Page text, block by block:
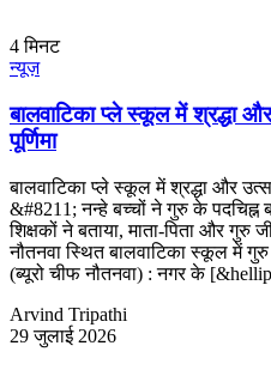
4मिनट
न्यूज़
बालवाटिका प्ले स्कूल में श्रद्धा
पूर्णिमा
बालवाटिका प्ले स्कूल में श्रद्धा और
&#8211; नन्हे बच्चों ने गुरु के पदचिह्न
शिक्षकों ने बताया, माता-पिता और गुरु
नौतनवा स्थित बालवाटिका स्कूल में गुरु
(ब्यूरो चीफ नौतनवा) : नगर के
Arvind Tripathi
29 जुलाई 2026